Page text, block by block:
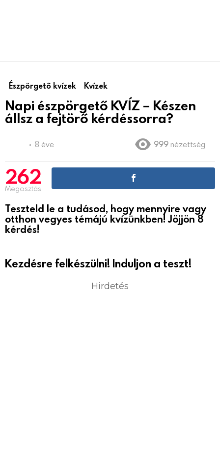
Észpörgető kvízek Kvízek
Napi észpörgető KVÍZ – Készen
állsz a fejtörő kérdéssorra?
8 éve 999 nézettség
262
Megosztás
Teszteld le a tudásod, hogy mennyire vagy
otthon vegyes témájú kvízünkben! Jöjjön 8
kérdés!
Kezdésre felkészülni! Induljon a teszt!
Hirdetés